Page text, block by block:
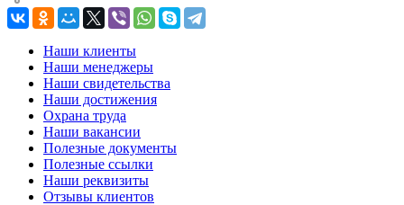
Наши клиенты
Наши менеджеры
Наши свидетельства
Наши достижения
Охрана труда
Наши вакансии
Полезные документы
Полезные ссылки
Наши реквизиты
Отзывы клиентов